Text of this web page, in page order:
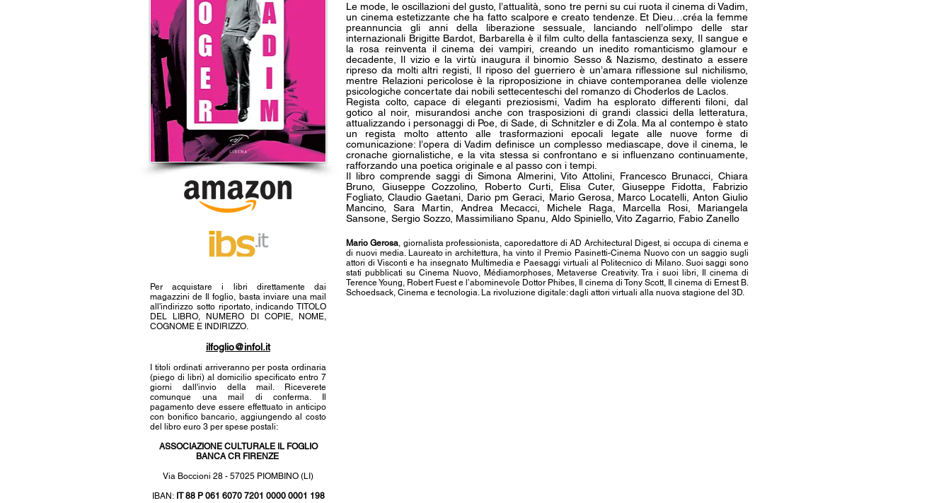
Per acquistare i libri direttamente dai
magazzini de Il foglio, basta inviare una mail
all'indirizzo sotto riportato, indicando TITOLO
DEL LIBRO, NUMERO DI COPIE, NOME,
COGNOME E INDIRIZZO.
ilfoglio@infol.it
I titoli ordinati arriveranno per posta ordinaria
(piego di libri) al domicilio specificato entro 7
giorni dall'invio della mail. Riceverete
comunque una mail di conferma. Il
pagamento deve essere effettuato in anticipo
con bonifico bancario, aggiungendo al costo
del libro euro 3 per spese postali:
ASSOCIAZIONE CULTURALE IL FOGLIO
BANCA CR FIRENZE
Via Boccioni 28 - 57025 PIOMBINO (LI)
IBAN:IT 88 P 061 6070 7201 0000 0001 198
Le mode, le oscillazioni del gusto, l’attualità, sono tre perni su cui ruota il cinema di Vadim,
un cinema estetizzante che ha fatto scalpore e creato tendenze. Et Dieu…créa la femme
preannuncia gli anni della liberazione sessuale, lanciando nell’olimpo delle star
internazionali Brigitte Bardot, Barbarella è il film culto della fantascienza sexy, Il sangue e
la rosa reinventa il cinema dei vampiri, creando un inedito romanticismo glamour e
decadente, Il vizio e la virtù inaugura il binomio Sesso & Nazismo, destinato a essere
ripreso da molti altri registi, Il riposo del guerriero è un’amara riflessione sul nichilismo,
mentre Relazioni pericolose è la riproposizione in chiave contemporanea delle violenze
psicologiche concertate dai nobili settecenteschi del romanzo di Choderlos de Laclos.
Regista colto, capace di eleganti preziosismi, Vadim ha esplorato differenti filoni, dal
gotico al noir, misurandosi anche con trasposizioni di grandi classici della letteratura,
attualizzando i personaggi di Poe, di Sade, di Schnitzler e di Zola. Ma al contempo è stato
un regista molto attento alle trasformazioni epocali legate alle nuove forme di
comunicazione: l’opera di Vadim definisce un complesso mediascape, dove il cinema, le
cronache giornalistiche, e la vita stessa si confrontano e si influenzano continuamente,
rafforzando una poetica originale e al passo con i tempi.
Il libro comprende saggi di Simona Almerini, Vito Attolini, Francesco Brunacci, Chiara
Bruno, Giuseppe Cozzolino, Roberto Curti, Elisa Cuter, Giuseppe Fidotta, Fabrizio
Fogliato, Claudio Gaetani, Dario pm Geraci, Mario Gerosa, Marco Locatelli, Anton Giulio
Mancino, Sara Martin, Andrea Mecacci, Michele Raga, Marcella Rosi, Mariangela
Sansone, Sergio Sozzo, Massimiliano Spanu, Aldo Spiniello, Vito Zagarrio, Fabio Zanello
Mario Gerosa, giornalista professionista, caporedattore di AD Architectural Digest, si occupa di cinema e
di nuovi media. Laureato in architettura, ha vinto il Premio Pasinetti-Cinema Nuovo con un saggio sugli
attori di Visconti e ha insegnato Multimedia e Paesaggi virtuali al Politecnico di Milano. Suoi saggi sono
stati pubblicati su Cinema Nuovo, Médiamorphoses, Metaverse Creativity. Tra i suoi libri, Il cinema di
Terence Young, Robert Fuest e l’abominevole Dottor Phibes, Il cinema di Tony Scott, Il cinema di Ernest B.
Schoedsack, Cinema e tecnologia. La rivoluzione digitale: dagli attori virtuali alla nuova stagione del 3D.